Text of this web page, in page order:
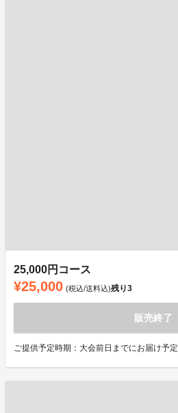
25,000円コース
¥25,000 (税込/送料込)残り3
販売終了
ご提供予定時期：大会前日までにお届け予定